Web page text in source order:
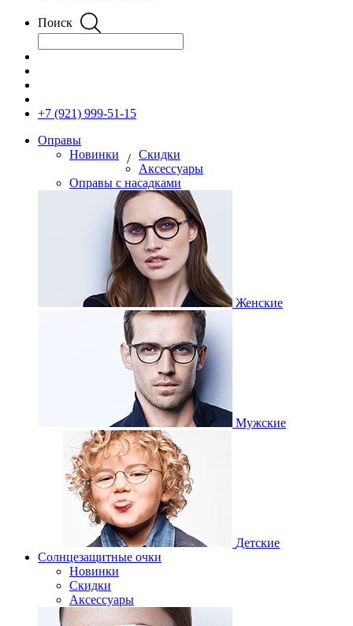
Поиск
+7 (921) 999-51-15
Оправы
Новинки
/ Скидки
Аксессуары
Оправы с насадками
Женские
Мужские
Детские
Солнцезащитные очки
Новинки
Скидки
Аксессуары